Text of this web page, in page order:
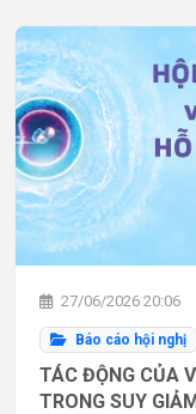
27/06/2026 20:06
Báo cáo hội nghị
TÁC ĐỘNG CỦA
TRONG SUY